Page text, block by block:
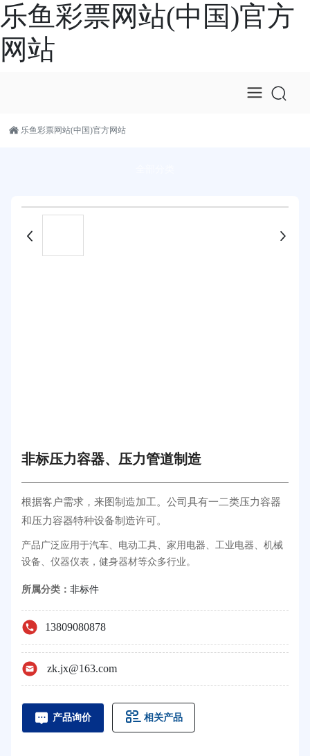
乐鱼彩票网站(中国)官方
网站
乐鱼彩票网站(中国)官方网站
非标压力容器、压力管道制造
根据客户需求，来图制造加工。公司具有一二类压力容器
和压力容器特种设备制造许可。
产品广泛应用于汽车、电动工具、家用电器、工业电器、机械
设备、仪器仪表，健身器材等众多行业。
所属分类： 非标件
13809080878
zk.jx@163.com
产品询价 相关产品